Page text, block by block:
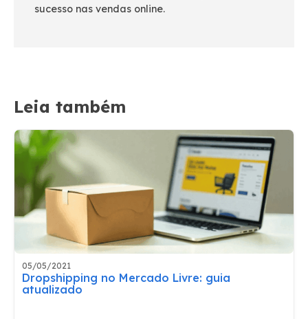
sucesso nas vendas online.
Leia também
05/05/2021
Dropshipping no Mercado Livre: guia
atualizado